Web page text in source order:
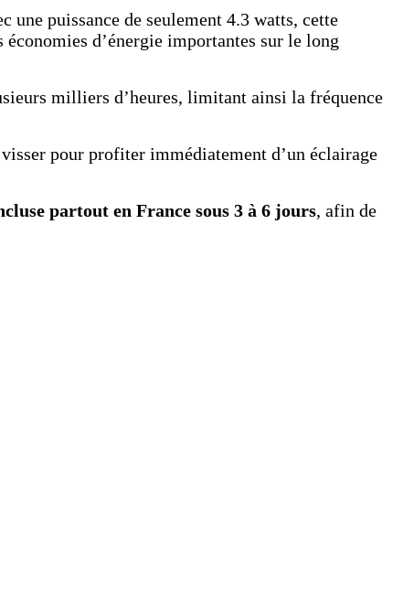
puissance de seulement 4.3 watts, cette
d’énergie importantes sur le long
milliers d’heures, limitant ainsi la fréquence
pour profiter immédiatement d’un éclairage
partout en France sous 3 à 6 jours, afin de